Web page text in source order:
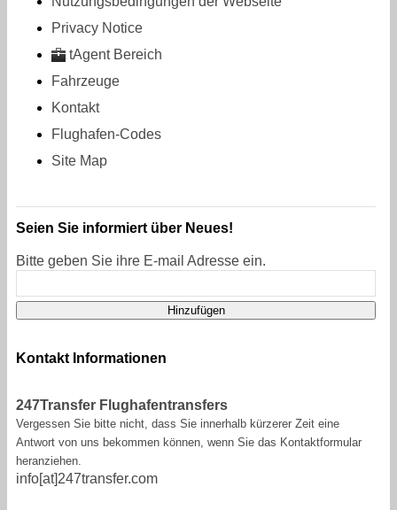
Privacy Notice
tAgent Bereich
Fahrzeuge
Kontakt
Flughafen-Codes
Site Map
Seien Sie informiert über Neues!
Bitte geben Sie ihre E-mail Adresse ein.
Kontakt Informationen
247Transfer Flughafentransfers
Vergessen Sie bitte nicht, dass Sie innerhalb kürzerer Zeit eine
Antwort von uns bekommen können, wenn Sie das Kontaktformular
heranziehen.
info[at]247transfer.com